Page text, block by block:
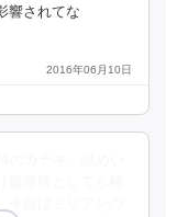
響されてな
2016年06月10日